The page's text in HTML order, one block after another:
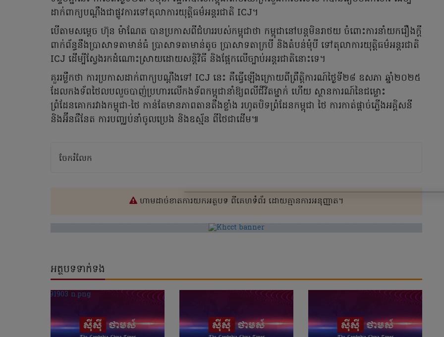
ដាក់ពាក្យបណ្តឹងជាផ្លូវការទៅតុលាការយុត្តិធម៌អន្តរជាតិ ICJ។
បើតាមសម្តេច ហ៊ុន ម៉ាណែត បានប្រកាសពីជំហររបស់កម្ពុជាថា កម្ពុជានៅបន្តមិនរាថយ ចំពោះការនាំយករឿងក្តី
ពាក់ព័ន្ធនឹងប្រាសាទតាមាន់ធំ ប្រាសាទតាមាន់តូច ប្រាសាទតាក្របី និងតំបន់មុំបី ទៅតុលាការយុត្តិធម៌អន្តរជាតិ
ICJ ដើម្បីស្វែងរកដំណោះស្រាយដោយសន្តិវិធី និងផ្អែកលើច្បាប់អន្តរជាតិនោះទេ។
គួររម្លឹកថា ការប្រកាសដាក់ពាក្យបណ្តឹងទៅ ICJ នេះ គឹធ្វើឡើងក្រោយពីព្រឹត្តិការណ៍ថ្ងៃទី២៨ ឧសភា ឆ្នាំ២០២៥
ដែលកងទ័ពថៃលបលួចបាញ់ប្រហារលើកងទ័ពកម្ពុជានាំឱ្យពលីជីវិតម្នាក់ ហើយ ស្ថានការណ៍នៃជម្លោះ
ព្រំដែនគោករវាងកម្ពុជា-ថៃ កាន់តែមានភាពតានតឹងខ្លាំង រហូតបិទព្រំដែនកម្ពុជា ថៃ ការកាត់ផ្តាច់ភ្លើងអគ្គិសនី
និងអ៊ីនធឺនែត ការបញ្ឈប់នាំចូលប្រេង និងឧស្ម័ន ពីថៃជាដើម៕
ចែករំលែក
ហាមដាច់ខាតការយកអត្ថបទ ពីគេហទំព័រ ដោយគ្មានការអនុញ្ញាត។
អត្ថបទទាក់ទង